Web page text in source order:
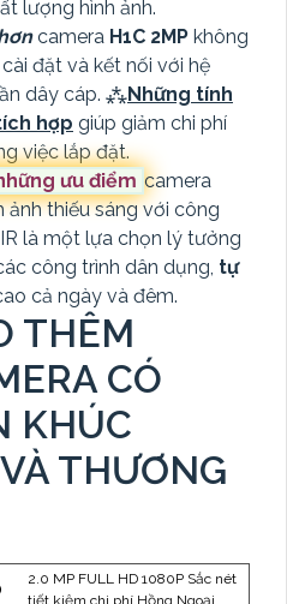
lượng hình ảnh.
camera H1C 2MP không
đặt và kết nối với hệ
dây cáp. ⁂Những tính
hợp giúp giảm chi phí
việc lắp đặt.
ưu điểm camera
ảnh thiếu sáng với công
là một lựa chọn lý tưởng
công trình dân dụng, tự
cả ngày và đêm.
THÊM
CÓ
KHÚC
THƯƠNG
2.0 MP FULL HD 1080P Sắc nét
tiết kiệm chi phí Hồng Ngoại